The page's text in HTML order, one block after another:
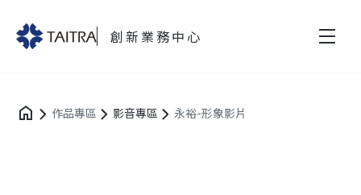
創新業務中心
作品專區 影音專區 永裕-形象影片